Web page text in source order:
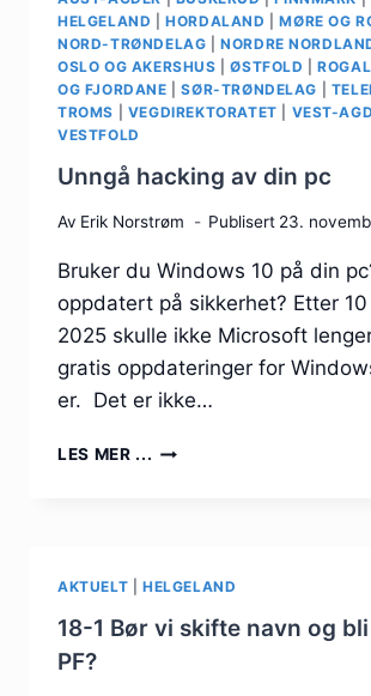
HELGELAND |HORDALAND |MØRE OG
NORD-TRØNDELAG |NORDRE
OSLO OG AKERSHUS |ØSTFOLD |
OG FJORDANE |SØR-TRØNDELAG
TROMS
VEGDIREKTORATET VEST-
VESTFOLD
Unngå hacking av din pc
Av Erik Norstrøm Publisert 23.
Bruker du Windows 10 på din
oppdatert på sikkerhet? Etter
2025 skulle ikke Microsoft
gratis oppdateringer for
er. Det er ikke…
LES MER ... UNNGÅ
AKTUELT HELGELAND
18-1 Bør vi skifte navn og
PF?